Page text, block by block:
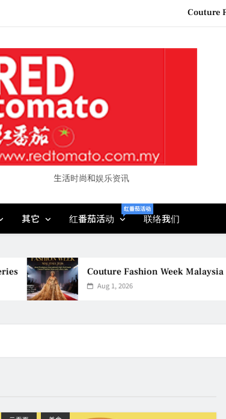
Couture
Couture
“See Her Heal – 1,000 Untold
2026 全国房地产大奖创
生活时尚和娱乐资讯
其它 红番茄活动
红番茄活动
联络我们
Couture Fashion Week Malaysia
Aug 1, 2026